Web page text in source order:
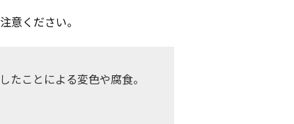
意ください。
たことによる変色や腐食。